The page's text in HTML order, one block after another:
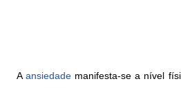
Aansiedade manifesta-se a nível